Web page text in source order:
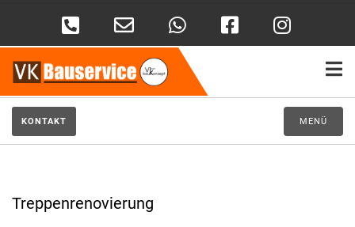
KONTAKT MENÜ
Treppenrenovierung